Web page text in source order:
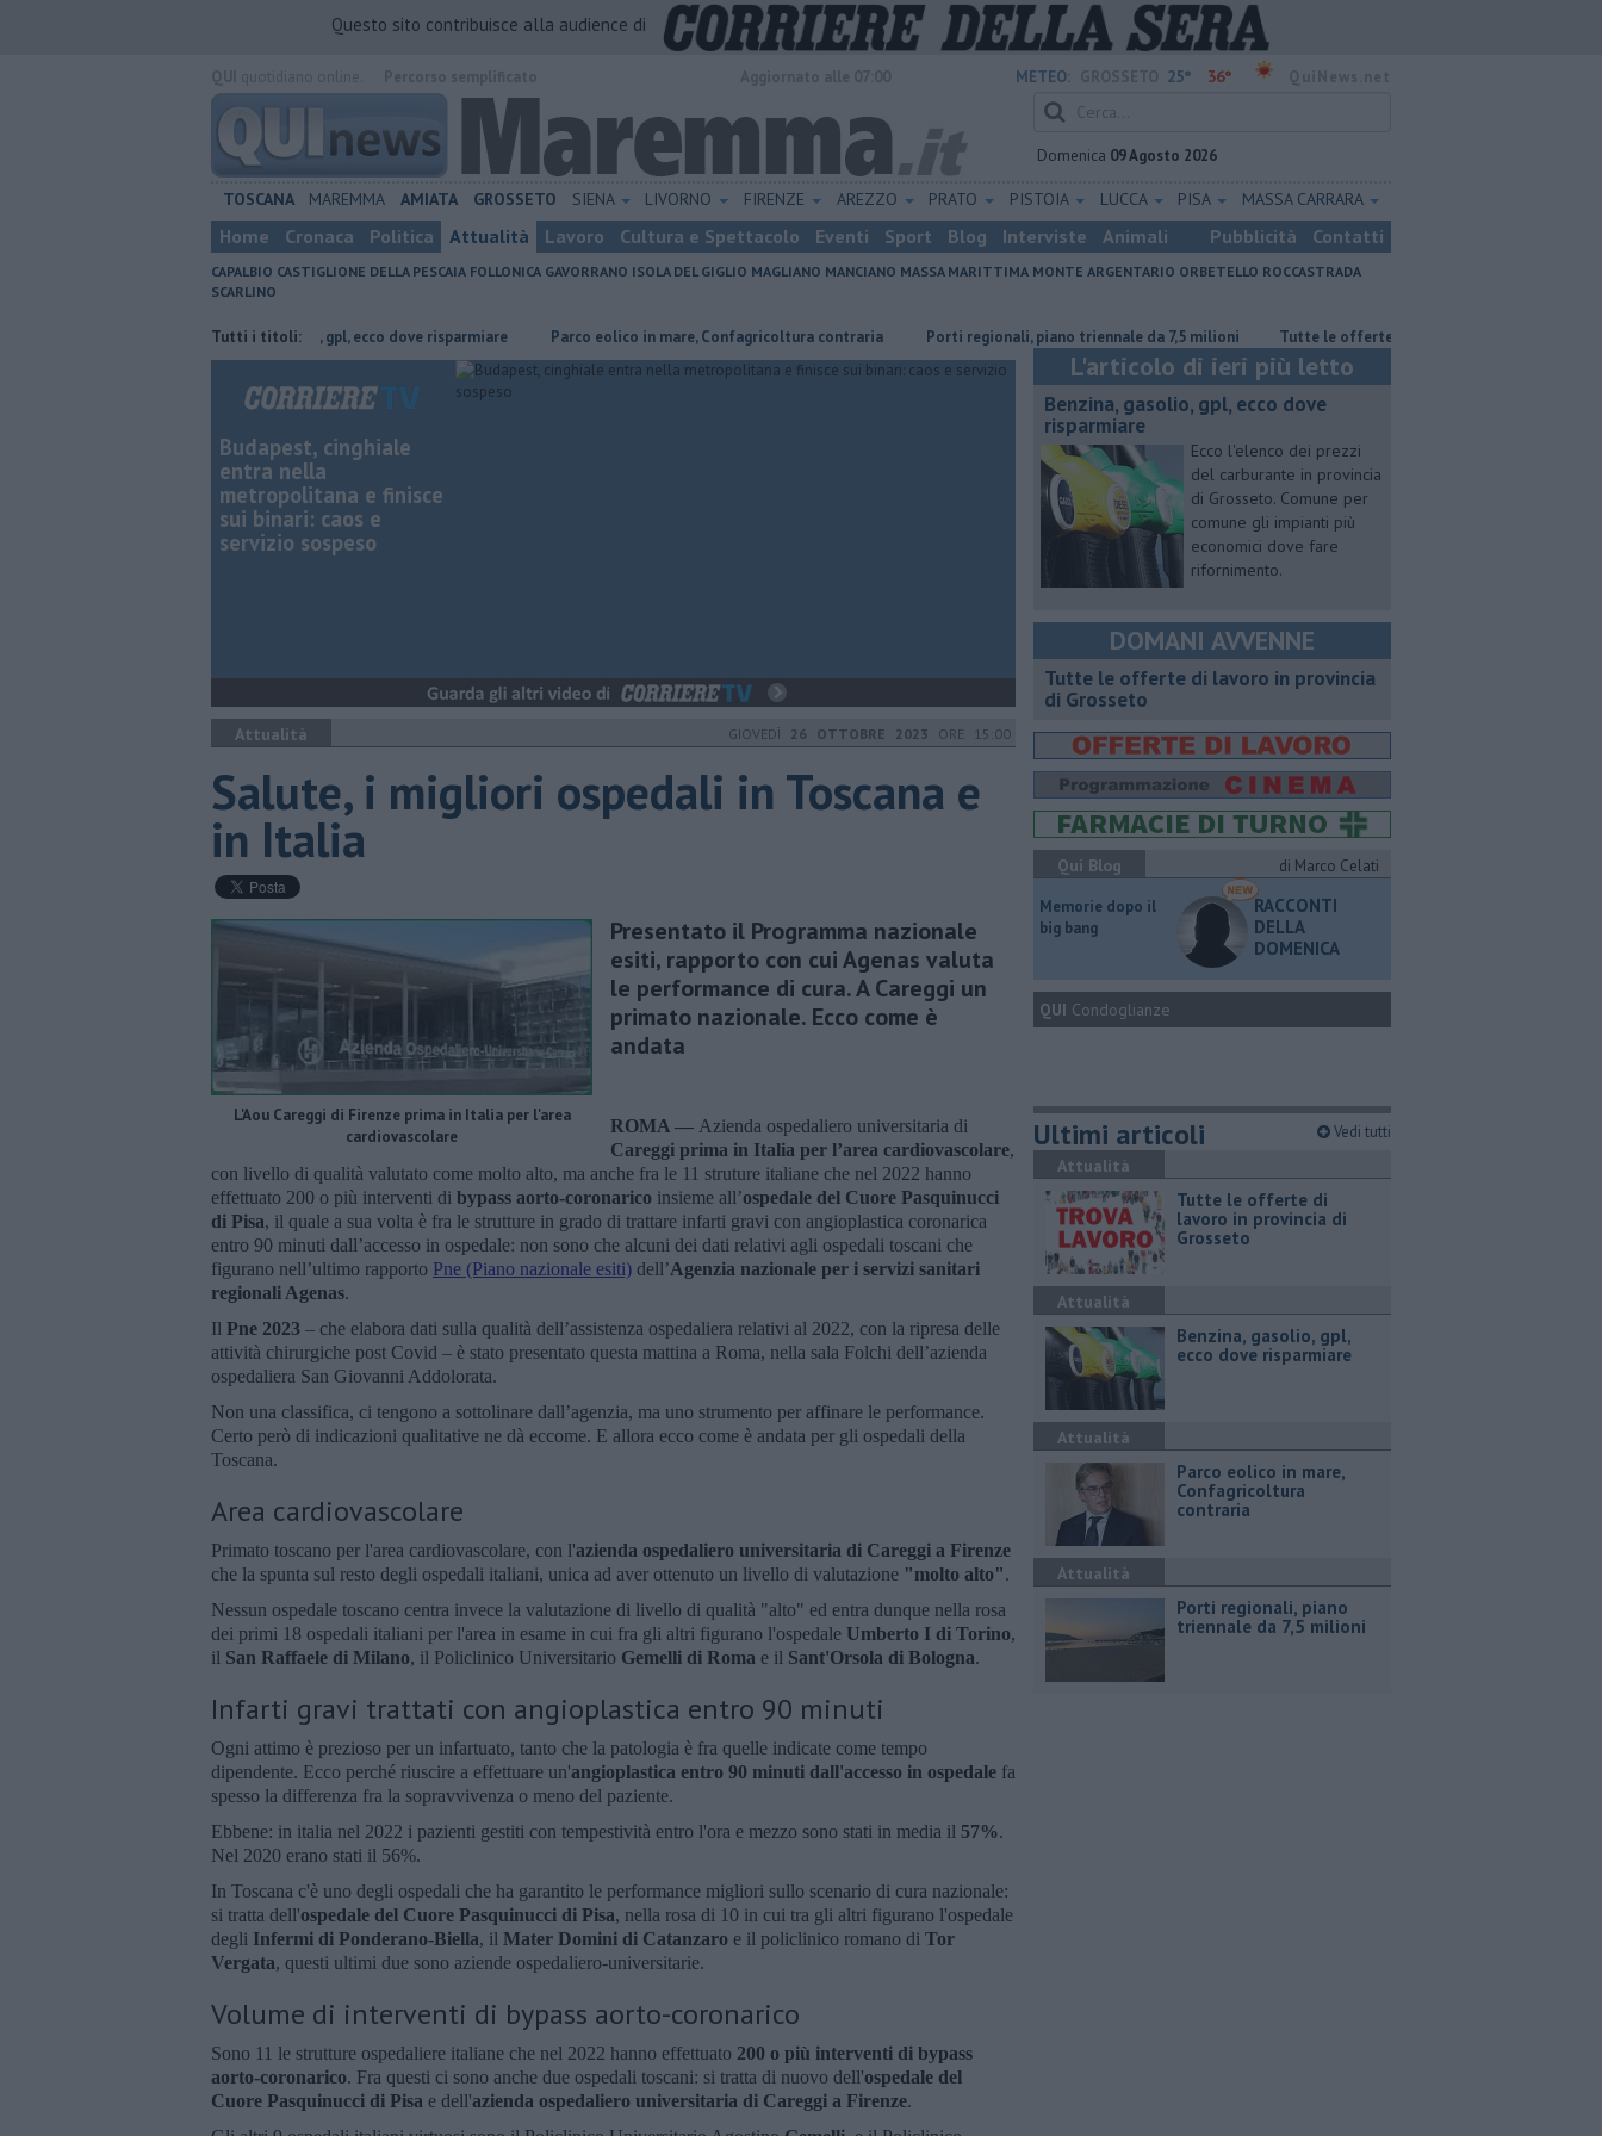
Questo sito contribuisce alla audience di
METEO: 25° 36°
Domenica 09 Agosto 2026
TOSCANA MAREMMA AMIATA GROSSETO SIENA LIVORNO FIRENZE AREZZO PRATO PISTOIA LUCCA PISA MASSA CARRARA
Home Cronaca Politica Attualità Lavoro Cultura e Spettacolo Eventi Sport Blog Interviste Animali Pubblicità Contatti
CAPALBIO CASTIGLIONE DELLA PESCAIA FOLLONICA GAVORRANO ISOLA DEL GIGLIO MAGLIANO MANCIANO MASSA MARITTIMA MONTE ARGENTARIO ORBETELLO ROCCASTRADA
SCARLINO
Tutti i titoli:
​Benzina, gasolio, gpl, ecco dove risparmiare Parco eolico in mare, Confagricoltura contraria Porti regionali, piano triennale da 7,5 milioni ​Tutte le offerte di lavoro in provincia di Grosseto
Budapest, cinghiale
entra nella
metropolitana e finisce
sui binari: caos e
servizio sospeso
Attualità GIOVEDÌ 26 OTTOBRE 2023 ORE 15:00
Salute, i migliori ospedali in Toscana e
in Italia
L'Aou Careggi di Firenze prima in Italia per l'area
cardiovascolare
Presentato il Programma nazionale
esiti, rapporto con cui Agenas valuta
le performance di cura. A Careggi un
primato nazionale. Ecco come è
andata
ROMA — Azienda ospedaliero universitaria di
Careggi prima in Italia per l’area cardiovascolare,
con livello di qualità valutato come molto alto, ma anche fra le 11 struture italiane che nel 2022 hanno
effettuato 200 o più interventi di bypass aorto-coronarico insieme all’ospedale del Cuore Pasquinucci
di Pisa, il quale a sua volta è fra le strutture in grado di trattare infarti gravi con angioplastica coronarica
entro 90 minuti dall’accesso in ospedale: non sono che alcuni dei dati relativi agli ospedali toscani che
figurano nell’ultimo rapporto Pne (Piano nazionale esiti) dell’Agenzia nazionale per i servizi sanitari
regionali Agenas.
Il Pne 2023 – che elabora dati sulla qualità dell’assistenza ospedaliera relativi al 2022, con la ripresa delle
attività chirurgiche post Covid – è stato presentato questa mattina a Roma, nella sala Folchi dell’azienda
ospedaliera San Giovanni Addolorata.
Non una classifica, ci tengono a sottolinare dall’agenzia, ma uno strumento per affinare le performance.
Certo però di indicazioni qualitative ne dà eccome. E allora ecco come è andata per gli ospedali della
Toscana.
Area cardiovascolare
Primato toscano per l'area cardiovascolare, con l'azienda ospedaliero universitaria di Careggi a Firenze
che la spunta sul resto degli ospedali italiani, unica ad aver ottenuto un livello di valutazione "molto alto".
Nessun ospedale toscano centra invece la valutazione di livello di qualità "alto" ed entra dunque nella rosa
dei primi 18 ospedali italiani per l'area in esame in cui fra gli altri figurano l'ospedale Umberto I di Torino,
il San Raffaele di Milano, il Policlinico Universitario Gemelli di Roma e il Sant'Orsola di Bologna.
Infarti gravi trattati con angioplastica entro 90 minuti
Ogni attimo è prezioso per un infartuato, tanto che la patologia è fra quelle indicate come tempo
dipendente. Ecco perché riuscire a effettuare un'angioplastica entro 90 minuti dall'accesso in ospedale fa
spesso la differenza fra la sopravvivenza o meno del paziente.
Ebbene: in italia nel 2022 i pazienti gestiti con tempestività entro l'ora e mezzo sono stati in media il 57%.
Nel 2020 erano stati il 56%.
In Toscana c'è uno degli ospedali che ha garantito le performance migliori sullo scenario di cura nazionale:
si tratta dell'ospedale del Cuore Pasquinucci di Pisa, nella rosa di 10 in cui tra gli altri figurano l'ospedale
degli Infermi di Ponderano-Biella, il Mater Domini di Catanzaro e il policlinico romano di Tor
Vergata, questi ultimi due sono aziende ospedaliero-universitarie.
Volume di interventi di bypass aorto-coronarico
Sono 11 le strutture ospedaliere italiane che nel 2022 hanno effettuato 200 o più interventi di bypass
aorto-coronarico. Fra questi ci sono anche due ospedali toscani: si tratta di nuovo dell'ospedale del
Cuore Pasquinucci di Pisa e dell'azienda ospedaliero universitaria di Careggi a Firenze.
L'articolo di ieri più letto
​Benzina, gasolio, gpl, ecco dove
risparmiare
Ecco l'elenco dei prezzi
del carburante in provincia
di Grosseto. Comune per
comune gli impianti più
economici dove fare
rifornimento.
DOMANI AVVENNE
​Tutte le offerte di lavoro in provincia
di Grosseto
Qui Blog
di Marco Celati
Memorie dopo il
big bang
RACCONTI
DELLA
DOMENICA
QUI Condoglianze
Ultimi articoli Vedi tutti
Attualità
​Tutte le offerte di
lavoro in provincia di
Grosseto
Attualità
​Benzina, gasolio, gpl,
ecco dove risparmiare
Attualità
Parco eolico in mare,
Confagricoltura
contraria
Attualità
Porti regionali, piano
triennale da 7,5 milioni